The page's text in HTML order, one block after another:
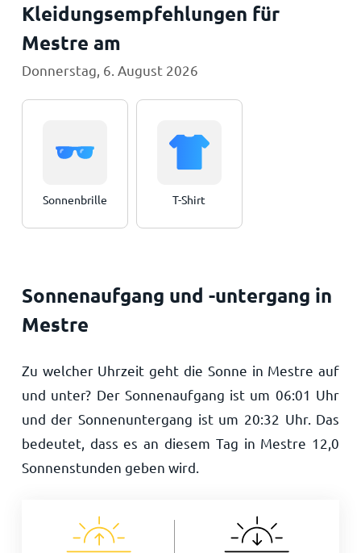
Kleidungsempfehlungen für
Mestre am
Donnerstag, 6. August 2026
Sonnenbrille T-Shirt
Sonnenaufgang und -untergang in
Mestre
Zu welcher Uhrzeit geht die Sonne in Mestre auf
und unter? Der Sonnenaufgang ist um 06:01 Uhr
und der Sonnenuntergang ist um 20:32 Uhr. Das
bedeutet, dass es an diesem Tag in Mestre 12,0
Sonnenstunden geben wird.